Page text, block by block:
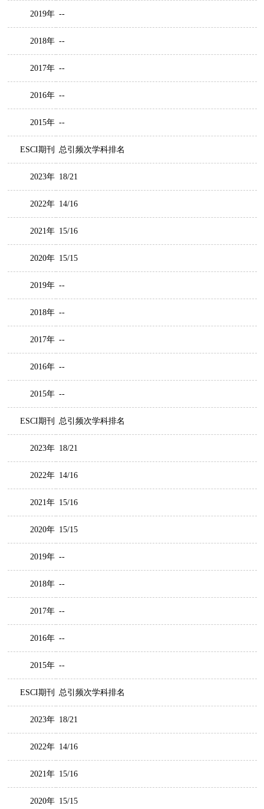
2019年 --
2018年 --
2017年 --
2016年 --
2015年 --
ESCI期刊 总引频次学科排名
2023年 18/21
2022年 14/16
2021年 15/16
2020年 15/15
2019年 --
2018年 --
2017年 --
2016年 --
2015年 --
ESCI期刊 总引频次学科排名
2023年 18/21
2022年 14/16
2021年 15/16
2020年 15/15
2019年 --
2018年 --
2017年 --
2016年 --
2015年 --
ESCI期刊 总引频次学科排名
2023年 18/21
2022年 14/16
2021年 15/16
2020年 15/15